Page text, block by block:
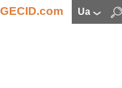
GECID.com ua